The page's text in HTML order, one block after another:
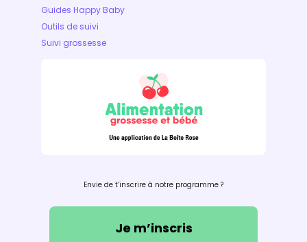
Guides Happy Baby
Outils de suivi
Suivi grossesse
Envie de t’inscrire à notre programme ?
Je m’inscris